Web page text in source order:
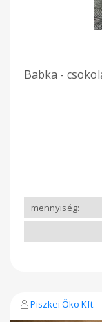
Babka -
Piszkei Öko Kft.